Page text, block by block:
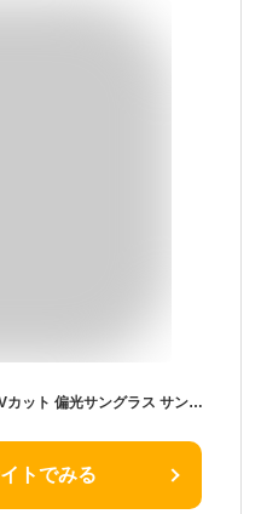
偏光 ネオコントラスト 夜間 運転 UVカット 偏光サングラス サングラス レディース メラニン ネオコントラスト テクノロジー ネオ グラス ナイト ドライブサングラス 白内障 術後 保護メガネ 花粉症 クリアサングラス 薄い色 レンズ ネオコン
トでみる